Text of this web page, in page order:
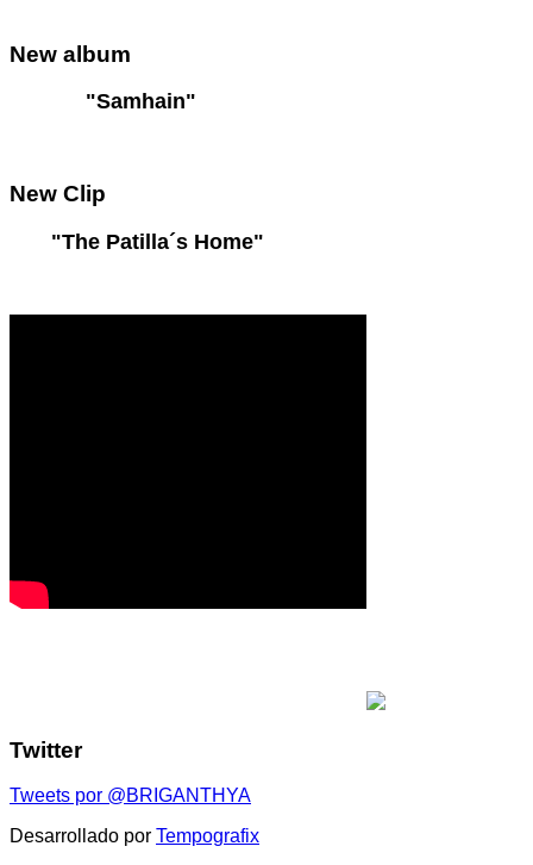
New album
"Samhain"
New Clip
"The Patilla´s Home"
Twitter
Tweets por @BRIGANTHYA
Desarrollado por Tempografix